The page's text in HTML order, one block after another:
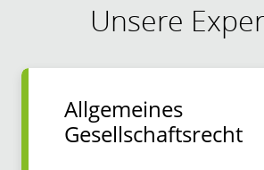
Unsere
Allgemeines
Gesellschaftsrecht